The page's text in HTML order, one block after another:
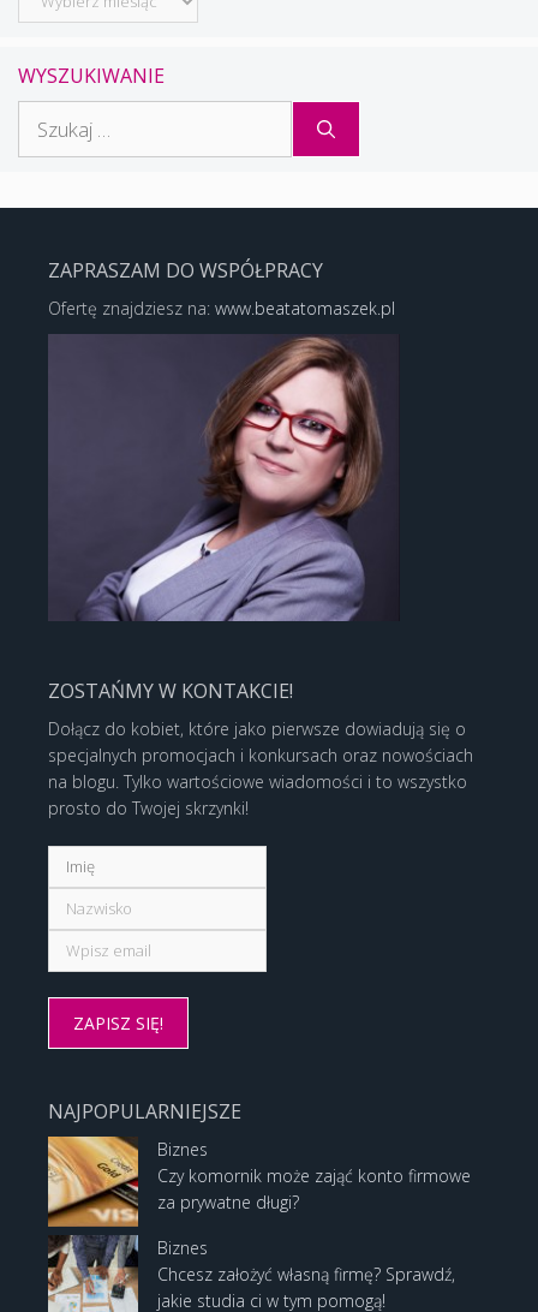
WYSZUKIWANIE
ZAPRASZAM DO WSPÓŁPRACY
Ofertę znajdziesz na: www.beatatomaszek.pl
ZOSTAŃMY W KONTAKCIE!
Dołącz do kobiet, które jako pierwsze dowiadują się o
specjalnych promocjach i konkursach oraz nowościach
na blogu. Tylko wartościowe wiadomości i to wszystko
prosto do Twojej skrzynki!
NAJPOPULARNIEJSZE
Biznes
Czy komornik może zająć konto firmowe
za prywatne długi?
Biznes
Chcesz założyć własną firmę? Sprawdź,
jakie studia ci w tym pomogą!